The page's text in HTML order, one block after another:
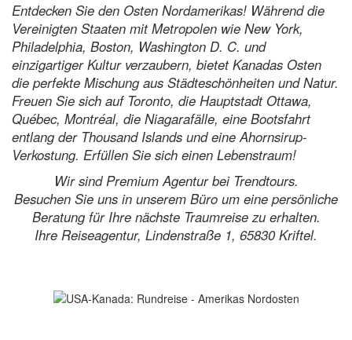
Entdecken Sie den Osten Nordamerikas! Während die
Vereinigten Staaten mit Metropolen wie New York,
Philadelphia, Boston, Washington D. C. und
einzigartiger Kultur verzaubern, bietet Kanadas Osten
die perfekte Mischung aus Städteschönheiten und Natur.
Freuen Sie sich auf Toronto, die Hauptstadt Ottawa,
Québec, Montréal, die Niagarafälle, eine Bootsfahrt
entlang der Thousand Islands und eine Ahornsirup-
Verkostung. Erfüllen Sie sich einen Lebenstraum!
Wir sind Premium Agentur bei Trendtours.
Besuchen Sie uns in unserem Büro um eine persönliche
Beratung für Ihre nächste Traumreise zu erhalten.
Ihre Reiseagentur, Lindenstraße 1, 65830 Kriftel.